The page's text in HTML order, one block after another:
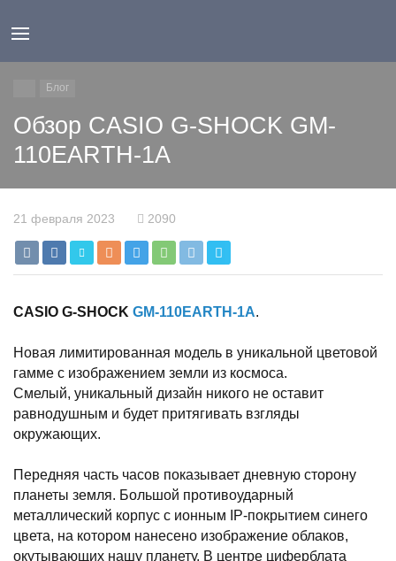
Блог
Обзор CASIO G-SHOCK GM-
110EARTH-1A
21 февраля 2023 2090
CASIO G-SHOCK GM-110EARTH-1A.
Новая лимитированная модель в уникальной цветовой
гамме с изображением земли из космоса.
Смелый, уникальный дизайн никого не оставит
равнодушным и будет притягивать взгляды
окружающих.
Передняя часть часов показывает дневную сторону
планеты земля. Большой противоударный
металлический корпус с ионным IP-покрытием синего
цвета, на котором нанесено изображение облаков,
окутывающих нашу планету. В центре циферблата